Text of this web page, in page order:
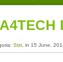
Stiri , in 15 June,